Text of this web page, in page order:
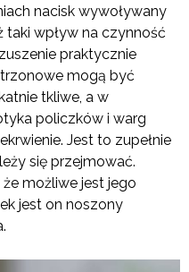
nacisk wywoływany
taki wpływ na czynność
praktycznie
mogą być
tkliwe, a w
policzków i warg
Jest to zupełnie
się przejmować.
możliwe jest jego
jest on noszony